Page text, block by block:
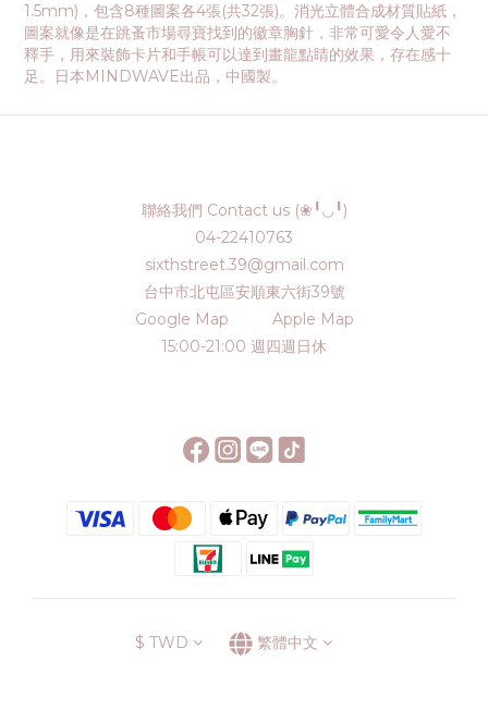
1.5mm)，包含8種圖案各4張(共32張)。消光立體合成材質貼紙，
圖案就像是在跳蚤市場尋寶找到的徽章胸針，非常可愛令人愛不
釋手，用來裝飾卡片和手帳可以達到畫龍點睛的效果，存在感十
足。日本MINDWAVE出品，中國製。
聯絡我們 Contact us (❀╹◡╹)
04-22410763
sixthstreet.39@gmail.com
台中市北屯區安順東六街39號
Google Map
Apple Map
15:00-21:00 週四週日休
$ TWD 繁體中文